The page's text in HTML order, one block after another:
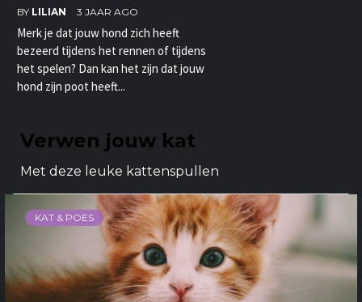
BY LILIAN 3 JAAR AGO
Merk je dat jouw hond zich heeft
bezeerd tijdens het rennen of tijdens
het spelen? Dan kan het zijn dat jouw
hond zijn poot heeft...
Verwen jouw kat
Met deze leuke kattenspullen
KAT & POES